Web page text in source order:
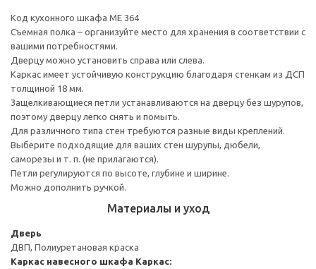
Код кухонного шкафа ME 364
Съемная полка – организуйте место для хранения в соответствии с
вашими потребностями.
Дверцу можно установить справа или слева.
Каркас имеет устойчивую конструкцию благодаря стенкам из ДСП
толщиной 18 мм.
Защелкивающиеся петли устанавливаются на дверцу без шурупов,
поэтому дверцу легко снять и помыть.
Для различного типа стен требуются разные виды креплений.
Выберите подходящие для ваших стен шурупы, дюбели,
саморезы и т. п. (не прилагаются).
Петли регулируются по высоте, глубине и ширине.
Можно дополнить ручкой.
Материалы и уход
Дверь
ДВП, Полиуретановая краска
Каркас навесного шкафа Каркас: